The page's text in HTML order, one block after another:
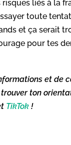
risques liés à la
toute
et ça serait
pour tes
et de
ton
TikTok !